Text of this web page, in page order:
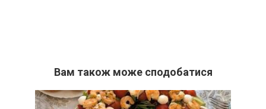
Вам також може сподобатися